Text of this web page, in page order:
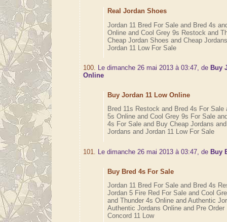
Real Jordan Shoes
Jordan 11 Bred For Sale and Bred 4s
Online and Cool Grey 9s Restock and
Cheap Jordan Shoes and Cheap
Jordan 11 Low For Sale
100. Le dimanche 26 mai 2013 à 03:47, de Buy
Online
Buy Jordan 11 Low Online
Bred 11s Restock and Bred 4s For Sale
5s Online and Cool Grey 9s For Sale
4s For Sale and Buy Cheap Jordans
Jordans and Jordan 11 Low For Sale
101. Le dimanche 26 mai 2013 à 03:47, deBuy
Buy Bred 4s For Sale
Jordan 11 Bred For Sale and Bred 4s
Jordan 5 Fire Red For Sale and Cool
and Thunder 4s Online and Authentic
Authentic Jordans Online and Pre Order
Concord 11 Low